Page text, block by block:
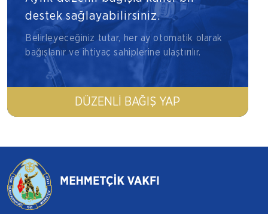
destek sağlayabilirsiniz.
Belirleyeceğiniz tutar, her ay otomatik olarak
bağışlanır ve ihtiyaç sahiplerine ulaştırılır.
DÜZENLI BAĞIŞ YAP